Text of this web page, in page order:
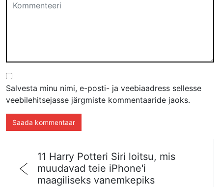
Salvesta minu nimi, e-posti- ja veebiaadress sellesse
veebilehitsejasse järgmiste kommentaaride jaoks.
11 Harry Potteri Siri loitsu, mis
muudavad teie iPhone'i
maagiliseks vanemkepiks